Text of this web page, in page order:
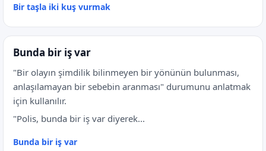
Bir taşla iki kuş vurmak
Bunda bir iş var
"Bir olayın şimdilik bilinmeyen bir yönünün bulunması,
anlaşılamayan bir sebebin aranması" durumunu anlatmak
için kullanılır.
"Polis, bunda bir iş var diyerek...
Bunda bir iş var